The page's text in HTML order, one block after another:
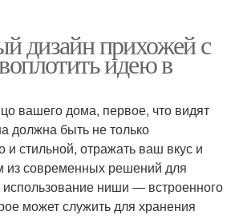
дизайн прихожей с
идею в
вашего дома, первое, что видят
должна быть не только
и стильной, отражать ваш вкус и
из современных решений для
ниши — встроенного
может служить для хранения